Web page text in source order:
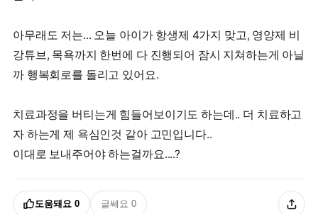
아무래도 저는... 오늘 아이가 항생제 4가지 맞고, 영양제 비
강튜브, 목욕까지 한번에 다 진행되어 잠시 지쳐하는게 아닐
까 행복회로를 돌리고 있어요.
치료과정을 버티는게 힘들어보이기도 하는데.. 더 치료하고
자 하는게 제 욕심인것 같아 고민입니다..
이대로 보내주어야 하는걸까요....?
도움돼요 0 글쎄요 0